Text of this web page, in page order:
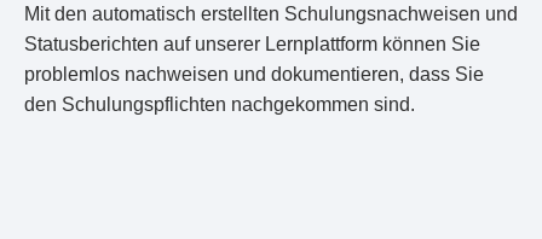
Mit den automatisch erstellten Schulungsnachweisen und
Statusberichten auf unserer Lernplattform können Sie
problemlos nachweisen und dokumentieren, dass Sie
den Schulungspflichten nachgekommen sind.